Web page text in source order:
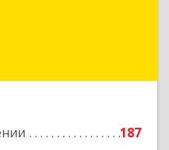
187
обл, Магнитогорск г,